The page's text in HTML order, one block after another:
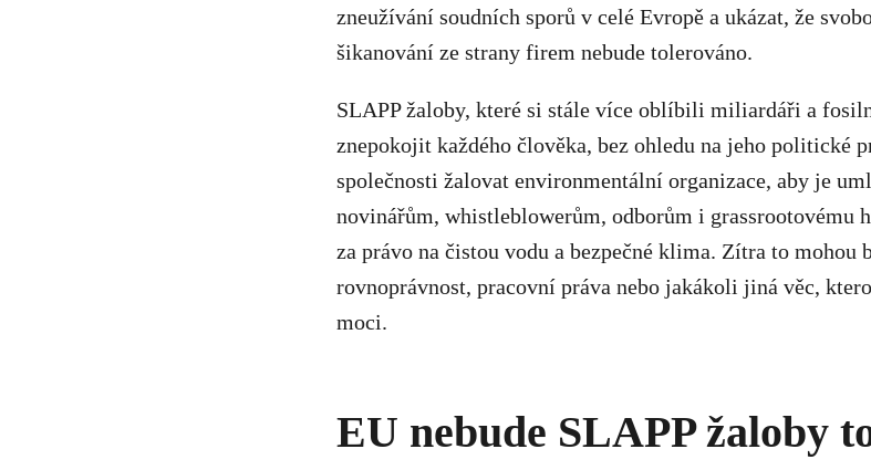
zneužívání soudních sporů v celé Evropě a ukázat, že
šikanování ze strany firem nebude tolerováno.
SLAPP žaloby, které si stále více oblíbili miliardáři a
znepokojit každého člověka, bez ohledu na jeho politické
společnosti žalovat environmentální organizace, aby je
novinářům, whistleblowerům, odborům i grassrootovému
za právo na čistou vodu a bezpečné klima. Zítra to mohou
rovnoprávnost, pracovní práva nebo jakákoli jiná věc,
moci.
EU nebude SLAPP žaloby